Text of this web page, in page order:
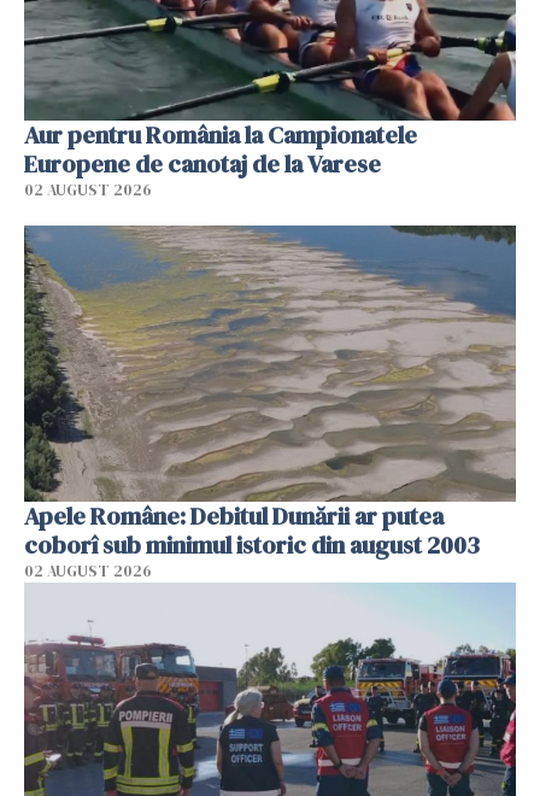
Aur pentru România la Campionatele
Europene de canotaj de la Varese
02 AUGUST 2026
Apele Române: Debitul Dunării ar putea
coborî sub minimul istoric din august 2003
02 AUGUST 2026